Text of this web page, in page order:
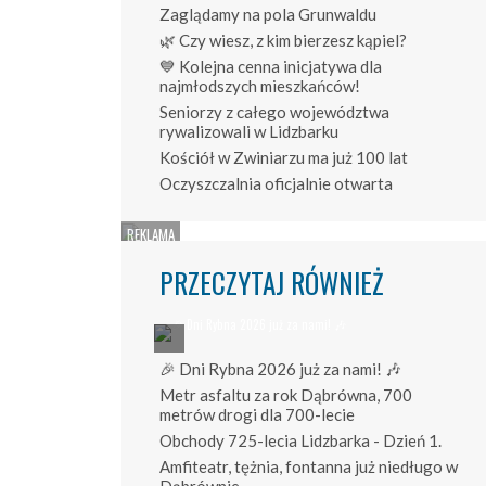
Zaglądamy na pola Grunwaldu
🌿 Czy wiesz, z kim bierzesz kąpiel?
💙 Kolejna cenna inicjatywa dla
najmłodszych mieszkańców!
Seniorzy z całego województwa
rywalizowali w Lidzbarku
Kościół w Zwiniarzu ma już 100 lat
Oczyszczalnia oficjalnie otwarta
PRZECZYTAJ RÓWNIEŻ
🎉 Dni Rybna 2026 już za nami! 🎶
Metr asfaltu za rok Dąbrówna, 700
metrów drogi dla 700-lecie
Obchody 725-lecia Lidzbarka - Dzień 1.
Amfiteatr, tężnia, fontanna już niedługo w